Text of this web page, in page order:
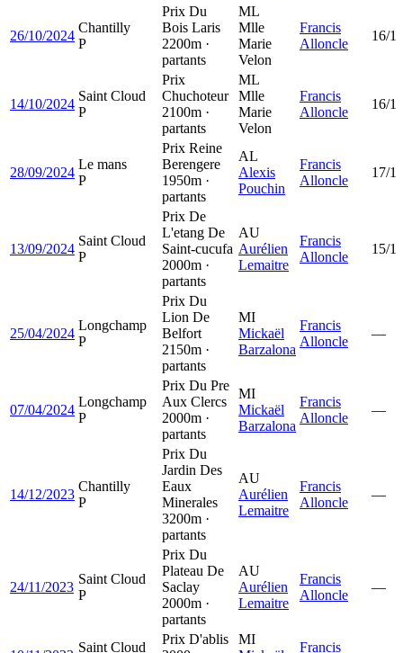
26/10/2024
Chantilly
P
Prix Du
Bois Laris
2200m ·
partants
ML
Mlle
Marie
Velon
Francis
Alloncle
16/1
14/10/2024
Saint Cloud
P
Prix
Chuchoteur
2100m ·
partants
ML
Mlle
Marie
Velon
Francis
Alloncle
16/1
28/09/2024
Le mans
P
Prix Reine
Berengere
1950m ·
partants
AL
Alexis
Pouchin
Francis
Alloncle
17/1
13/09/2024
Saint Cloud
P
Prix De
L'etang De
Saint-cucufa
2000m ·
partants
AU
Aurélien
Lemaitre
Francis
Alloncle
15/1
25/04/2024
Longchamp
P
Prix Du
Lion De
Belfort
2150m ·
partants
MI
Mickaël
Barzalona
Francis
Alloncle
—
07/04/2024
Longchamp
P
Prix Du Pre
Aux Clercs
2000m ·
partants
MI
Mickaël
Barzalona
Francis
Alloncle
—
14/12/2023
Chantilly
P
Prix Du
Jardin Des
Eaux
Minerales
3200m ·
partants
AU
Aurélien
Lemaitre
Francis
Alloncle
—
24/11/2023
Saint Cloud
P
Prix Du
Plateau De
Saclay
2000m ·
partants
AU
Aurélien
Lemaitre
Francis
Alloncle
—
Saint Cloud
Prix D'ablis
MI
Francis